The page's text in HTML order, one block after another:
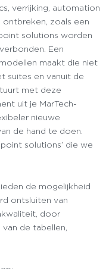
verrijking, automation
ontbreken, zoals een
solutions worden
Een
maakt die niet
suites en vanuit de
met deze
uit je MarTech-
nieuwe
de hand te doen.
solutions’ die we
de mogelijkheid
ontsluiten van
door
de tabellen,